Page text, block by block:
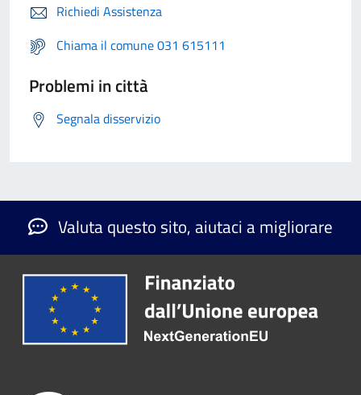
Richiedi Assistenza
Chiama il comune 031 615111
Problemi in città
Segnala disservizio
Valuta questo sito, aiutaci a migliorare